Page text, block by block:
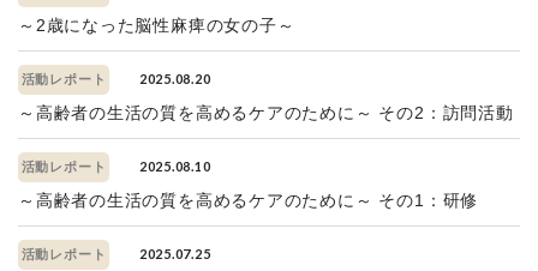
～2歳になった脳性麻痺の女の子～
活動レポート 2025.08.20
～高齢者の生活の質を高めるケアのために～ その2：訪問活動
活動レポート 2025.08.10
～高齢者の生活の質を高めるケアのために～ その1：研修
活動レポート 2025.07.25